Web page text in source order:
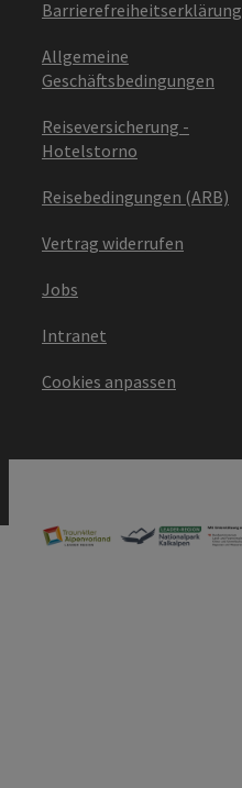
Barrierefreiheitserklärung
Allgemeine
Geschäftsbedingungen
Reiseversicherung -
Hotelstorno
Reisebedingungen (ARB)
Vertrag widerrufen
Jobs
Intranet
Cookies anpassen